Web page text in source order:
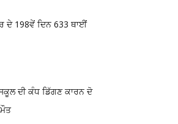
ਦੇ 198ਵੇਂ ਦਿਨ 633 ਥਾਈਂ
ਦੀ ਕੰਧ ਡਿੱਗਣ ਕਾਰਨ ਦੋ